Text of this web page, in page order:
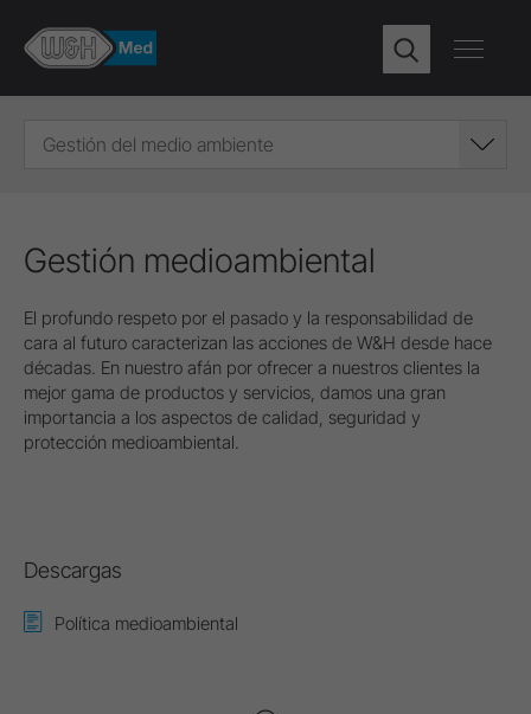
Gestión del medio ambiente
Gestión medioambiental
El profundo respeto por el pasado y la responsabilidad de
cara al futuro caracterizan las acciones de W&H desde hace
décadas. En nuestro afán por ofrecer a nuestros clientes la
mejor gama de productos y servicios, damos una gran
importancia a los aspectos de calidad, seguridad y
protección medioambiental.
Descargas
Política medioambiental